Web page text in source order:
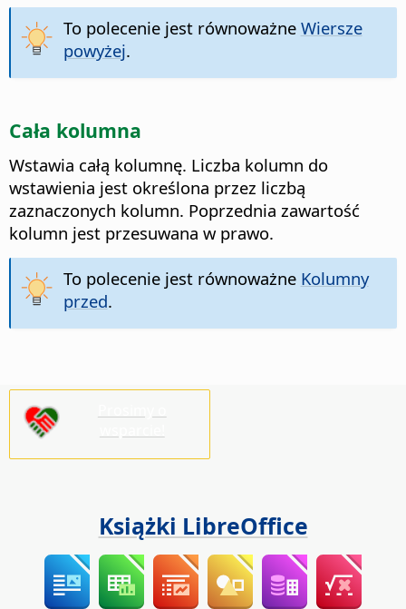
To polecenie jest równoważne Wiersze
powyżej.
Cała kolumna
Wstawia całą kolumnę. Liczba kolumn do
wstawienia jest określona przez liczbą
zaznaczonych kolumn. Poprzednia zawartość
kolumn jest przesuwana w prawo.
To polecenie jest równoważne Kolumny
przed.
Książki LibreOffice